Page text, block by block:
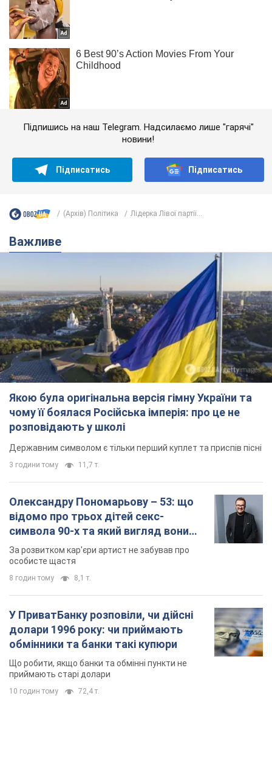
Підпишись на наш Telegram. Надсилаємо лише "гарячі"
новини!
Підписатись Підписатись
(Архів) Політика Лідерка Лівої партії...
Важливе
Якою була оригінальна версія гімну України та
чому її боялася Російська імперія: про це не
розповідають у школі
Державним символом є тільки перший куплет та приспів пісні
3 години тому 11,7 т.
Олександру Пономарьову – 53: що
відомо про трьох дітей секс-
символа 90-х та який вигляд вони
мають
За розвитком кар'єри артист не забував про
особисте щастя
8 годин тому 8,1 т.
У ПриватБанку розповіли, чи дійсні
долари 1996 року: чи приймають
обмінники та банки такі купюри
Що робити, якщо банки та обмінні пункти не
приймають старі долари
10 годин тому 72,4 т.